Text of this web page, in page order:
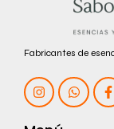
Fabricantes de